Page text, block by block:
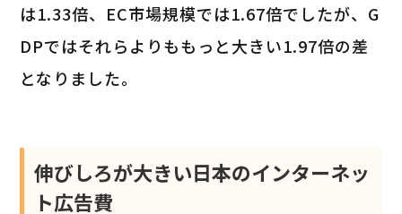
は1.33倍、EC市場規模では1.67倍でしたが、G
DPではそれらよりももっと大きい1.97倍の差
となりました。
伸びしろが大きい日本のインターネッ
ト広告費